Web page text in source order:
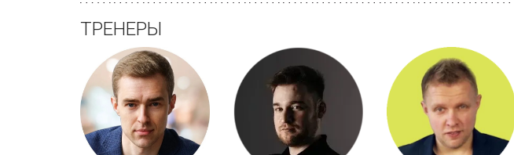
ТРЕНЕРЫ